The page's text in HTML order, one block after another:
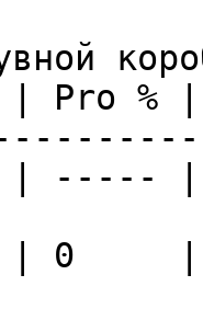
Pro % |
| -----
| 0